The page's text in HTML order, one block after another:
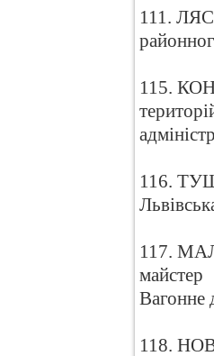
111.
115.
116.
117.
майстер
Вагонне
118.